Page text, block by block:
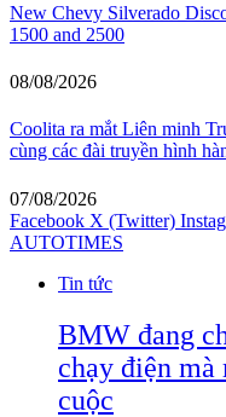
New Chevy Silverado
1500 and 2500
08/08/2026
Coolita ra mắt Liên minh
cùng các đài truyền hình
07/08/2026
Facebook X (Twitter)
AUTOTIMES
Tin tức
BMW đang
chạy điện
cuộc